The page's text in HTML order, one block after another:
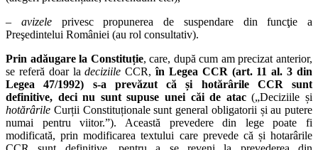
– avizeleprivesc propunerea de suspendare din funcţie a
Preşedintelui României (au rol consultativ).
Prin adăugare la Constituție, care, după cum am precizat anterior,
se referă doar ladeciziile CCR,în Legea CCR (art. 11 al. 3 din
Legea 47/1992) s-a prevăzut că și hotărârile CCR sunt
definitive, deci nu sunt supuse unei căi de atac(„Deciziile și
hotărârile Curții Constituționale sunt general obligatorii și au putere
numai pentru viitor.”). Această prevedere din lege poate fi
modificată, prin modificarea textului care prevede că și hotarârile